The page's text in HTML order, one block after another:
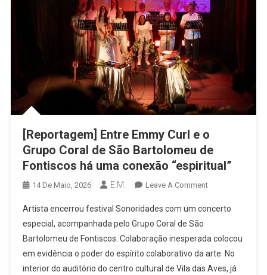
[Reportagem] Entre Emmy Curl e o
Grupo Coral de São Bartolomeu de
Fontiscos há uma conexão “espiritual”
14 De Maio, 2026 E.M. Leave A CommentOn
Entre
Curl
E
O
Artista encerrou festival Sonoridades com um concerto
especial, acompanhada pelo Grupo Coral de São
Bartolomeu de Fontiscos. Colaboração inesperada colocou
em evidência o poder do espírito colaborativo da arte. No
interior do auditório do centro cultural de Vila das Aves, já